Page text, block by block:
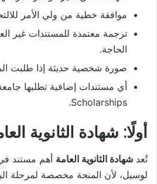
موافقة خطية من ولي الأمر
ترجمة معتمدة للمستندات غير
الحاجة.
صورة شخصية حديثة إذا طلبت
Scholarships.
أولًا: شهادة الثانوية
تُعد شهادة الثانوية العامة أهم مستند
لوسيل، لأن المنحة مخصصة لمرحلة